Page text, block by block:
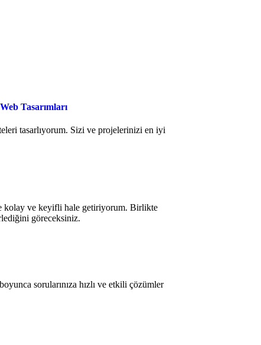
Tasarımları
tasarlıyorum. Sizi ve projelerinizi en iyi
kolay ve keyifli hale getiriyorum. Birlikte
göreceksiniz.
sorularınıza hızlı ve etkili çözümler